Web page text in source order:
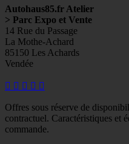
Autohaus85.fr Atelier
> Parc Expo et Vente
14 Rue du Passage
La Mothe-Achard
85150 Les Achards
Vendée
Facebook
Googleplus
E- Instagram
Offres sous réserve de
contractuel. Caractéristiques et
commande.